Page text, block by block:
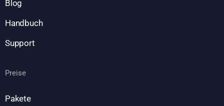
Blog
Handbuch
Support
Preise
Pakete